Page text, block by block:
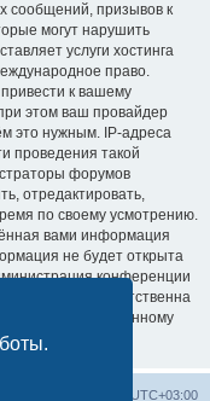
сообщений, призывов к
могут нарушить
услуги хостинга
право.
к вашему
этом ваш провайдер
это нужным. IP-адреса
проведения такой
форумов
отредактировать,
по своему усмотрению.
вами информация
не будет открыта
конференции
может быть ответственна
несанкционированному
UTC+03:00